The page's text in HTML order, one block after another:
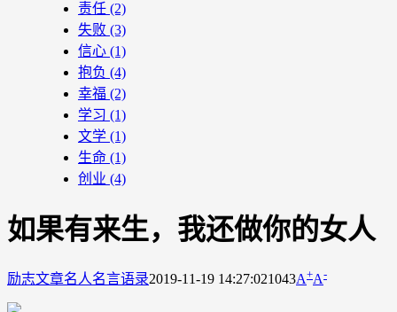
责任 (2)
失败 (3)
信心 (1)
抱负 (4)
幸福 (2)
学习 (1)
文学 (1)
生命 (1)
创业 (4)
如果有来生，我还做你的女人
励志文章名人名言语录2019-11-19 14:27:021043A+A-